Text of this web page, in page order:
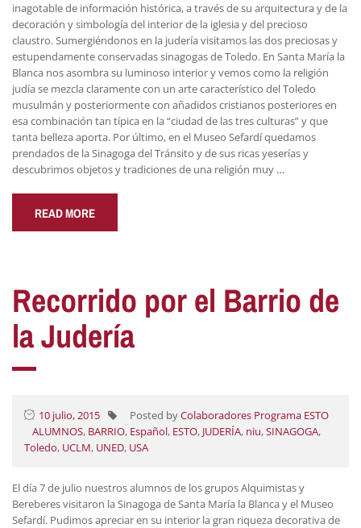
inagotable de información histórica, a través de su arquitectura y de la
decoración y simbología del interior de la iglesia y del precioso
claustro. Sumergiéndonos en la judería visitamos las dos preciosas y
estupendamente conservadas sinagogas de Toledo. En Santa María la
Blanca nos asombra su luminoso interior y vemos como la religión
judía se mezcla claramente con un arte característico del Toledo
musulmán y posteriormente con añadidos cristianos posteriores en
esa combinación tan típica en la “ciudad de las tres culturas” y que
tanta belleza aporta. Por último, en el Museo Sefardí quedamos
prendados de la Sinagoga del Tránsito y de sus ricas yeserías y
descubrimos objetos y tradiciones de una religión muy …
READ MORE
Recorrido por el Barrio de
la Judería
10 julio, 2015 Posted byColaboradores Programa ESTO
ALUMNOS, BARRIO, Español, ESTO, JUDERÍA, niu,SINAGOGA,
Toledo, UCLM, UNED, USA
El día 7 de julio nuestros alumnos de los grupos Alquimistas y
Bereberes visitaron la Sinagoga de Santa María la Blanca y el Museo
Sefardí. Pudimos apreciar en su interior la gran riqueza decorativa de